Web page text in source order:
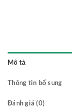
Mô tả
Thông tin bổ sung
Đánh giá (0)